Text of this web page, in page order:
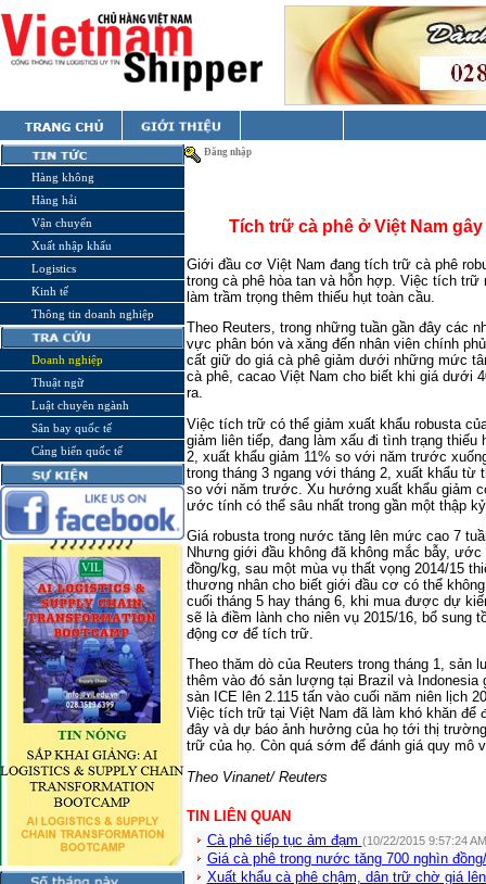
Hàng không
Hàng hải
Vận chuyển
Xuất nhập khẩu
Logistics
Kinh tế
Thông tin doanh nghiệp
Doanh nghiệp
Thuật ngữ
Luật chuyên ngành
Sân bay quốc tế
Cảng biển quốc tế
Đăng nhập
Tích trữ cà phê ở Việt Nam
Giới đầu cơ Việt Nam đang tích trữ cà phê
trong cà phê hòa tan và hỗn hợp. Việc tích trữ
làm trầm trọng thêm thiếu hụt toàn cầu.
Theo Reuters, trong những tuần gần đây các
vực phân bón và xăng đến nhân viên chính
cất giữ do giá cà phê giảm dưới những mức
cà phê, cacao Việt Nam cho biết khi giá dưới
ra.
Việc tích trữ có thể giảm xuất khẩu robusta
giảm liên tiếp, đang làm xấu đi tình trạng thiếu
2, xuất khẩu giảm 11% so với năm trước
trong tháng 3 ngang với tháng 2, xuất khẩu từ
so với năm trước. Xu hướng xuất khẩu giảm
ước tính có thể sâu nhất trong gần một thập
Giá robusta trong nước tăng lên mức cao 7
Nhưng giới đầu không đã không mắc bẫy,
đồng/kg, sau một mùa vụ thất vọng 2014/15
thương nhân cho biết giới đầu cơ có thể
cuối tháng 5 hay tháng 6, khi mua được dự
sẽ là điềm lành cho niên vụ 2015/16, bổ sung
động cơ để tích trữ.
Theo thăm dò của Reuters trong tháng 1, sản
thêm vào đó sản lượng tại Brazil và Indonesia
sàn ICE lên 2.115 tấn vào cuối năm niên lịch
Việc tích trữ tại Việt Nam đã làm khó khăn để
đây và dự báo ảnh hưởng của họ tới thị
trữ của họ. Còn quá sớm để đánh giá quy mô
Theo Vinanet/ Reuters
TIN LIÊN QUAN
Cà phê tiếp tục ảm đạm (10/22/2015 9:57:24
Giá cà phê trong nước tăng 700 nghìn
Xuất khẩu cà phê chậm, dân trữ chờ giá